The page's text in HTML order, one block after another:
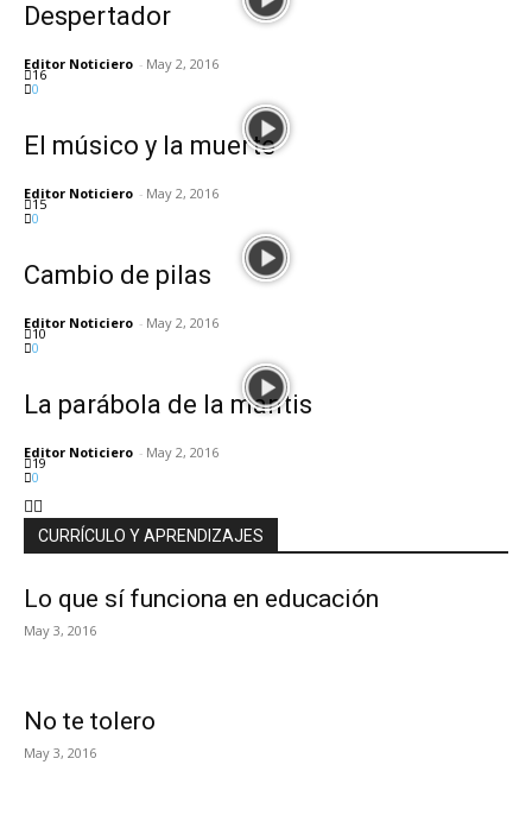
Despertador
Editor Noticiero - May 2, 2016
16
0
El músico y la muerte
Editor Noticiero - May 2, 2016
15
0
Cambio de pilas
Editor Noticiero - May 2, 2016
10
0
La parábola de la mantis
Editor Noticiero - May 2, 2016
19
0
CURRÍCULO Y APRENDIZAJES
Lo que sí funciona en educación
May 3, 2016
No te tolero
May 3, 2016